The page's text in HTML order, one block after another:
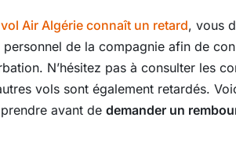
Air Algérie connaît un retard, vous
de la compagnie afin de
N’hésitez pas à consulter les
vols sont également retardés.
avant de demander un